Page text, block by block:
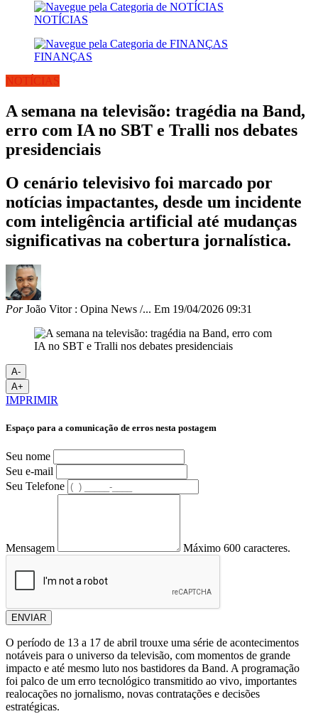
NOTÍCIAS
FINANÇAS
NOTÍCIAS
A semana na televisão: tragédia na Band,
erro com IA no SBT e Tralli nos debates
presidenciais
O cenário televisivo foi marcado por
notícias impactantes, desde um incidente
com inteligência artificial até mudanças
significativas na cobertura jornalística.
PorJoão Vitor : Opina News /... Em 19/04/2026 09:31
A-
A+
IMPRIMIR
Espaço para a comunicação de erros nesta postagem
Seu nome
Seu e-mail
Seu Telefone
Mensagem Máximo 600 caracteres.
ENVIAR
O período de 13 a 17 de abril trouxe uma série de acontecimentos
notáveis para o universo da televisão, com momentos de grande
impacto e até mesmo luto nos bastidores da Band. A programação
foi palco de um erro tecnológico transmitido ao vivo, importantes
realocações no jornalismo, novas contratações e decisões
estratégicas.